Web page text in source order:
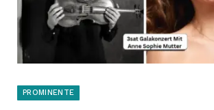
PROMINENTE